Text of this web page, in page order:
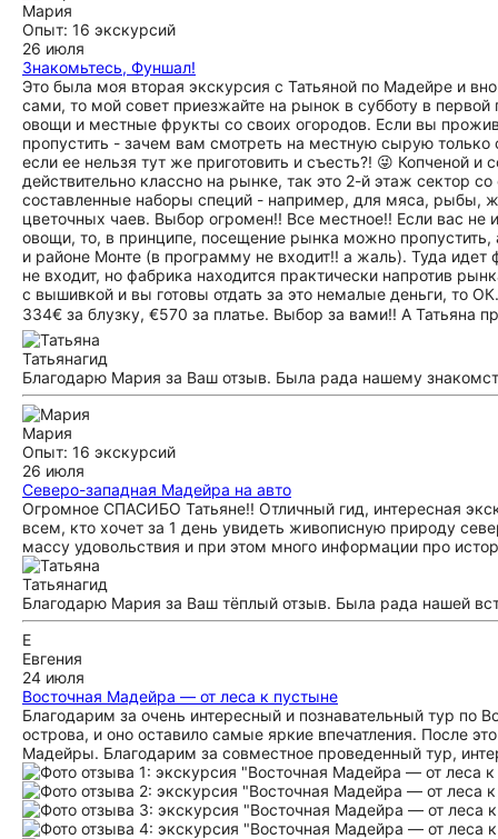
Мария
Опыт: 16 экскурсий
26 июля
Знакомьтесь, Фуншал!
Это была моя вторая экскурсия с Татьяной по Мадейре и
сами, то мой совет приезжайте на рынок в субботу в
овощи и местные фрукты со своих огородов. Если вы
пропустить - зачем вам смотреть на местную сырую
если ее нельзя тут же приготовить и съесть?! 😜 Копченой
действительно классно на рынке, так это 2-й этаж сектор
составленные наборы специй - например, для мяса, рыбы,
цветочных чаев. Выбор огромен!! Все местное!! Если вас
овощи, то, в принципе, посещение рынка можно пропустить,
и районе Монте (в программу не входит!! а жаль). Туда
не входит, но фабрика находится практически напротив
с вышивкой и вы готовы отдать за это немалые деньги, то
334€ за блузку, €570 за платье. Выбор за вами!! А Татьяна
Татьянагид
Благодарю Мария за Ваш отзыв. Была рада нашему
Мария
Опыт: 16 экскурсий
26 июля
Северо-западная Мадейра на авто
Огромное СПАСИБО Татьяне!! Отличный гид, интересная
всем, кто хочет за 1 день увидеть живописную природу
массу удовольствия и при этом много информации про
Татьянагид
Благодарю Мария за Ваш тёплый отзыв. Была рада нашей
Е
Евгения
24 июля
Восточная Мадейра — от леса к пустыне
Благодарим за очень интересный и познавательный тур по
острова, и оно оставило самые яркие впечатления. После
Мадейры. Благодарим за совместное проведенный тур,